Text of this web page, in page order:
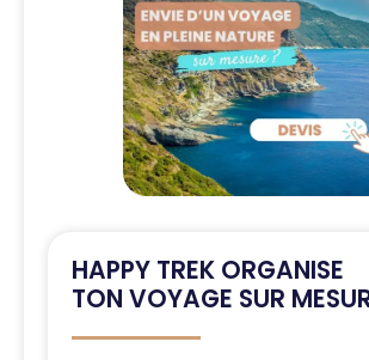
HAPPY TREK ORGANISE
TON VOYAGE SUR